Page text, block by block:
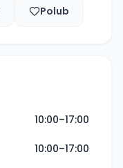
Polub
10:00–17:00
10:00–17:00